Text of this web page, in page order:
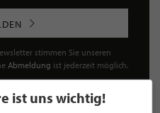
stimmen Sie unseren
Abmeldung ist jederzeit möglich.
ist uns wichtig!